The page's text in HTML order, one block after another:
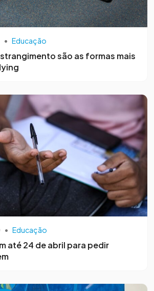
• Educação
são as formas mais
• Educação
até 24 de abril para pedir